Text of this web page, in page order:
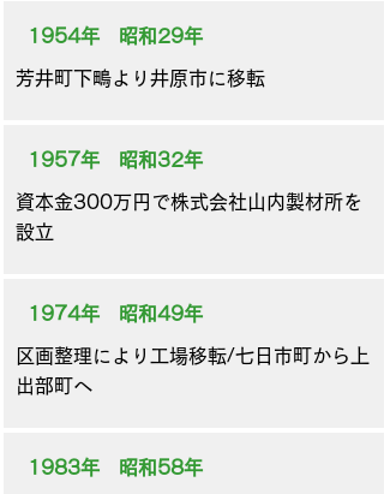
1954年 昭和29年
芳井町下鴫より井原市に移転
1957年 昭和32年
資本金300万円で株式会社山内製材所を
設立
1974年 昭和49年
区画整理により工場移転/七日市町から上
出部町へ
1983年 昭和58年